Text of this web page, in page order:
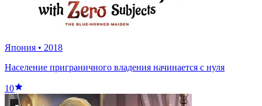
Япония • 2018
Население приграничного владения начинается с нуля
10